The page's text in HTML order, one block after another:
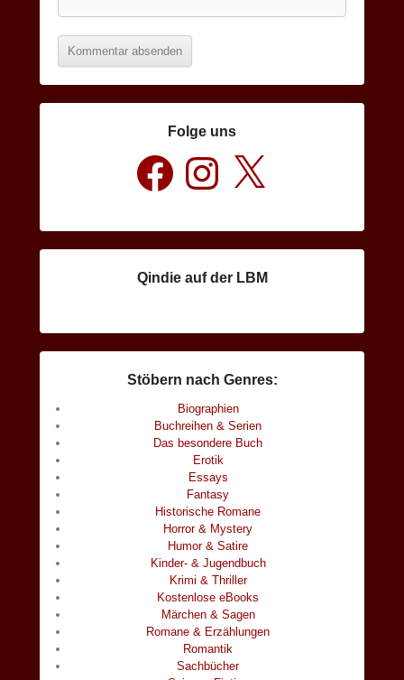
Folge uns
Facebook Instagram
Qindie auf der LBM
Stöbern nach Genres:
Biographien
Buchreihen & Serien
Das besondere Buch
Erotik
Essays
Fantasy
Historische Romane
Horror & Mystery
Humor & Satire
Kinder- & Jugendbuch
Krimi & Thriller
Kostenlose eBooks
Märchen & Sagen
Romane & Erzählungen
Romantik
Sachbücher